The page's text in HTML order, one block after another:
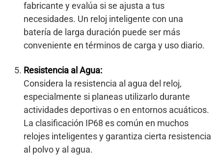
fabricante y evalúa si se ajusta a tus
necesidades. Un reloj inteligente con una
batería de larga duración puede ser más
conveniente en términos de carga y uso diario.
Resistencia al Agua:
Considera la resistencia al agua del reloj,
especialmente si planeas utilizarlo durante
actividades deportivas o en entornos acuáticos.
La clasificación IP68 es común en muchos
relojes inteligentes y garantiza cierta resistencia
al polvo y al agua.